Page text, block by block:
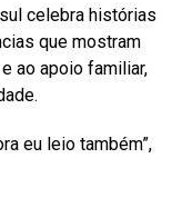
celebra histórias
que mostram
ao apoio familiar,
eu leio também”,